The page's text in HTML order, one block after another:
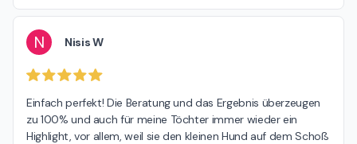
N Nisis W
Einfach perfekt! Die Beratung und das Ergebnis überzeugen
zu 100% und auch für meine Töchter immer wieder ein
Highlight, vor allem, weil sie den kleinen Hund auf dem Schoß